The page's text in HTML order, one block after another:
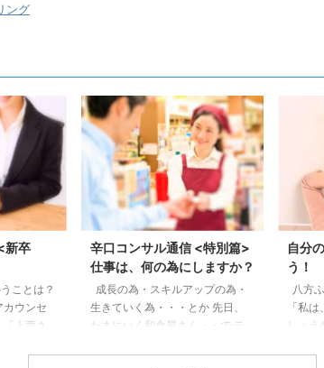
ング
新卒
ことは？
カウンセ
上西さ
辛口コンサル通信 <特別篇>
仕事は、何の為にしますか？
成長の為・スキルアップの為・
生きていく為・・・とか 先日、
たまにいく和食屋さん・・で テ
自分
う！
八方
「私
しょう